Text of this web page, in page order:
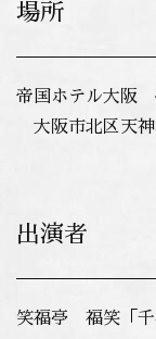
場所
帝国ホテル大阪
大阪市北区天
出演者
笑福亭 福笑「千